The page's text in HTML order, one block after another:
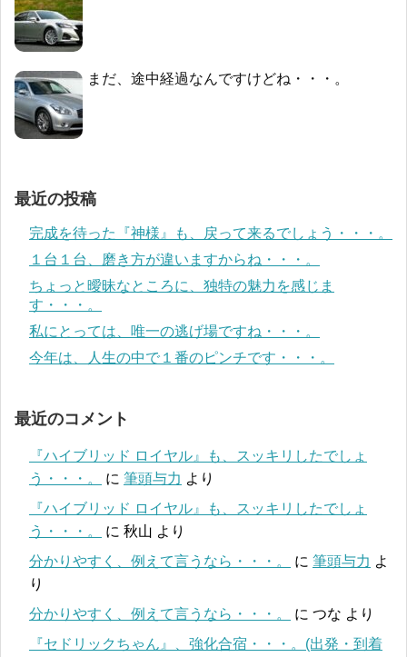
まだ、途中経過なんですけどね・・・。
最近の投稿
完成を待った『神様』も、戻って来るでしょう・・・。
１台１台、磨き方が違いますからね・・・。
ちょっと曖昧なところに、独特の魅力を感じま
す・・・。
私にとっては、唯一の逃げ場ですね・・・。
今年は、人生の中で１番のピンチです・・・。
最近のコメント
『ハイブリッド ロイヤル』も、スッキリしたでしょ
う・・・。
に 筆頭与力 より
『ハイブリッド ロイヤル』も、スッキリしたでしょ
う・・・。
に 秋山 より
分かりやすく、例えて言うなら・・・。
に 筆頭与力 よ
り
分かりやすく、例えて言うなら・・・。
に つな より
『セドリックちゃん』、強化合宿・・・。(出発・到着